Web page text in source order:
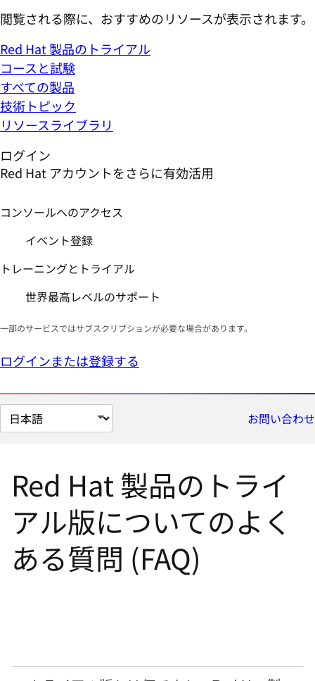
閲覧される際に、おすすめのリソースが表示されます。
Red Hat 製品のトライアル
コースと試験
すべての製品
技術トピック
リソースライブラリ
ログイン
Red Hat アカウントをさらに有効活用
コンソールへのアクセス
イベント登録
トレーニングとトライアル
世界最高レベルのサポート
一部のサービスではサブスクリプションが必要な場合があります。
ログインまたは登録する
ペ
ー
お問い合わせ
Red Hat 製品のトライ
アル版についてのよく
ある質問 (FAQ)